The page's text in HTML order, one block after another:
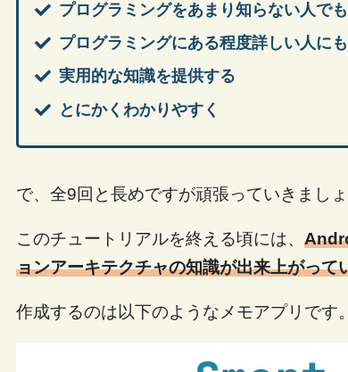
プログラミングをあまり知らない人で
プログラミングにある程度詳しい人に
実用的な知識を提供する
とにかくわかりやすく
で、全9回と長めですが頑張っていきましょ
このチュートリアルを終える頃には、
ョンアーキテクチャの知識が出来上がって
作成するのは以下のようなメモアプリです。